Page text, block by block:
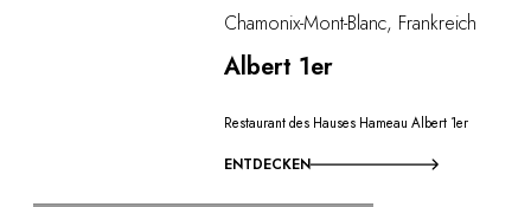
Chamonix-Mont-Blanc, Frankreich
Albert 1er
Restaurant des Hauses Hameau Albert 1er
ENTDECKEN